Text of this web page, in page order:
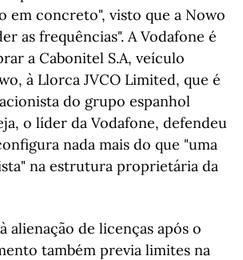
em concreto", visto que a Nowo
as frequências". A Vodafone é
a Cabonitel S.A, veículo
à Llorca JVCO Limited, que é
do grupo espanhol
o líder da Vodafone, defendeu
nada mais do que "uma
na estrutura proprietária da
alienação de licenças após o
também previa limites na